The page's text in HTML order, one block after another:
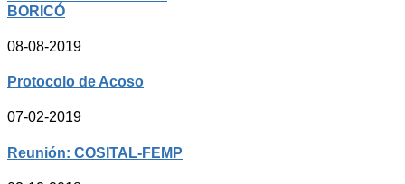
BORICÓ
08-08-2019
Protocolo de Acoso
07-02-2019
Reunión: COSITAL-FEMP